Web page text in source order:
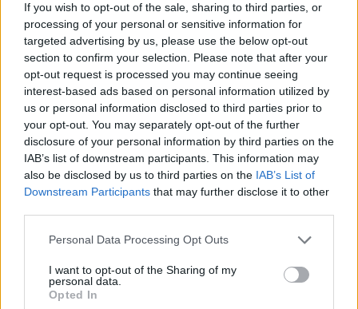
If you wish to opt-out of the sale, sharing to third parties, or
processing of your personal or sensitive information for
targeted advertising by us, please use the below opt-out
section to confirm your selection. Please note that after your
opt-out request is processed you may continue seeing
interest-based ads based on personal information utilized by
us or personal information disclosed to third parties prior to
your opt-out. You may separately opt-out of the further
disclosure of your personal information by third parties on the
IAB’s list of downstream participants. This information may
also be disclosed by us to third parties on the IAB’s List of
Downstream Participants that may further disclose it to other
Personal Data Processing Opt Outs
I want to opt-out of the Sharing of my
personal data.
Opted In
“Doomsday Glacier”, φαίνεται πως βρίσκεται πλέον ένα
βήμα πριν από τη διάλυση, με τους επιστήμονες να
προειδοποιούν για αλυσιδωτές επιπτώσεις στην
Περιβάλλον